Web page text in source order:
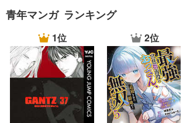
青年マンガ ランキング
1位 2位